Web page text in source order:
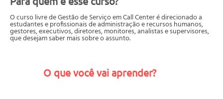
O curso livre de Gestão de Serviço em Call Center é direcionado a
estudantes e profissionais de administração e recursos humanos,
gestores, executivos, diretores, monitores, analistas e supervisores,
que desejam saber mais sobre o assunto.
O que você vai aprender?